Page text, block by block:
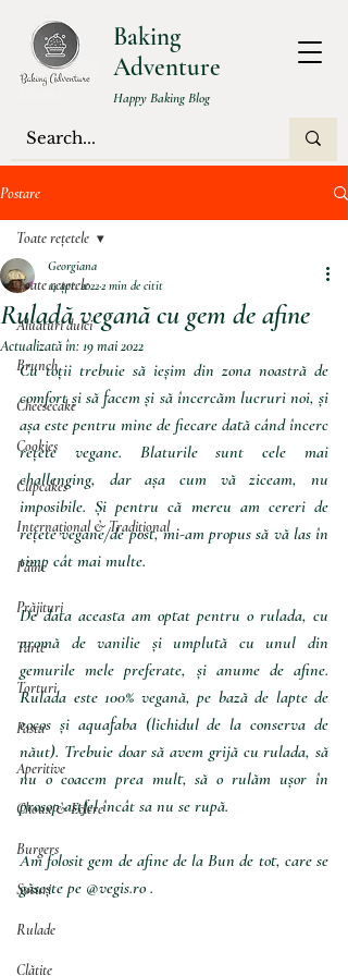
Baking
Adventure
Happy Baking Blog
Postare
Toate rețetele
Aluaturi dulci
Brunch
Cheesecake
Cookies
Cupcakes
Internațional & Tradițional
Pâine
Prăjituri
Tarte
Torturi
Pasta
Aperitive
Choux & Eclere
Burgers
Sosuri
Rulade
Clătite
Toate rețetele
Ruladă vegană cu gem de afine
Georgiana
14 apr. 20222 min de citit
Actualizată în:19 mai 2022
Cu toții trebuie să ieșim din zona noastră de
comfort și să facem și să încercăm lucruri noi, și
așa este pentru mine de fiecare dată când încerc
rețete vegane. Blaturile sunt cele mai
challenging, dar așa cum vă ziceam, nu
imposibile. Și pentru că mereu am cereri de
rețete vegane/de post, mi-am propus să vă las în
timp cât mai multe.
De data aceasta am optat pentru o rulada, cu
aromă de vanilie și umplută cu unul din
gemurile mele preferate, și anume de afine.
Rulada este 100% vegană, pe bază de lapte de
cocos și aquafaba (lichidul de la conserva de
năut). Trebuie doar să avem grijă cu rulada, să
nu o coacem prea mult, să o rulăm ușor în
prosop astfel încât sa nu se rupă.
Am folosit gem de afine de la Bun de tot, care se
găsește pe @vegis.ro .